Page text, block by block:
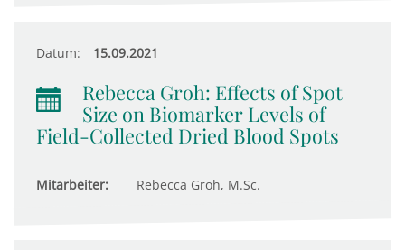
Datum: 15.09.2021
Rebecca Groh: Effects of Spot
Size on Biomarker Levels of
Field-Collected Dried Blood Spots
Mitarbeiter: Rebecca Groh, M.Sc.